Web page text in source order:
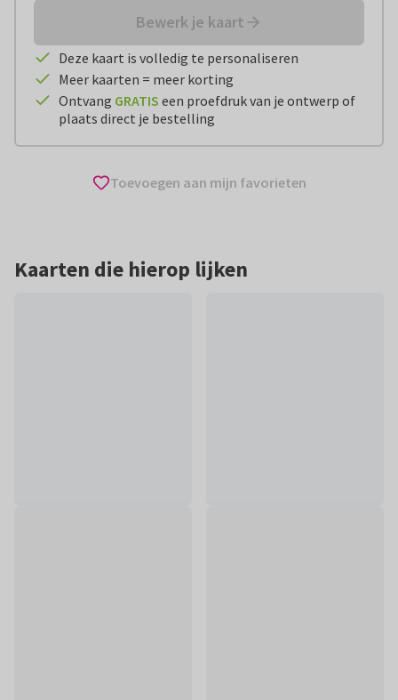
Bewerk je kaart
Deze kaart is volledig te personaliseren
Meer kaarten = meer korting
Ontvang GRATIS een proefdruk van je ontwerp of
plaats direct je bestelling
Toevoegen aan mijn favorieten
Kaarten die hierop lijken